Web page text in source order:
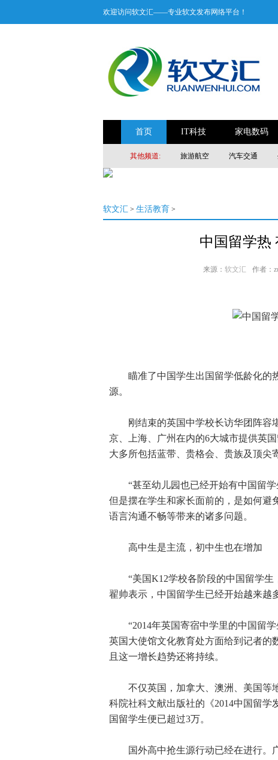
欢迎访问软文汇——专业软文发布网络平台！
首页 IT科技 家电数码
其他频道: 旅游航空 汽车交通
软文汇 > 生活教育 >
中国留学热
来源： 软文汇 作者：
瞄准了中国学生出国留学低龄化的
源。
刚结束的英国中学校长访华团阵容
京、上海、广州在内的6大城市提供英
大多所包括蓝带、贵格会、贵族及顶尖
“甚至幼儿园也已经开始有中国留学
但是摆在学生和家长面前的，是如何避
语言沟通不畅等带来的诸多问题。
高中生是主流，初中生也在增加
“美国K12学校各阶段的中国留学生
翟帅表示，中国留学生已经开始越来越
“2014年英国寄宿中学里的中国留学
英国大使馆文化教育处方面给到记者的
且这一增长趋势还将持续。
不仅英国，加拿大、澳洲、美国等
科院社科文献出版社的《2014中国留学
国留学生便已超过3万。
国外高中抢生源行动已经在进行。广